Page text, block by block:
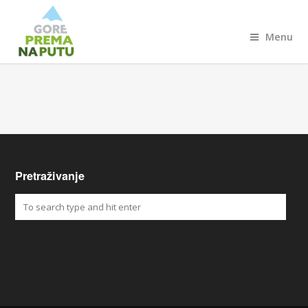
Menu
Pretraživanje